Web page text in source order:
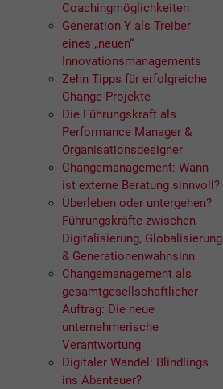
Coachingmöglichkeiten
Generation Y als Treiber
eines „neuen“
Innovationsmanagements
Zehn Tipps für erfolgreiche
Change-Projekte
Die Führungskraft als
Performance Manager &
Organisationsdesigner
Changemanagement: Wann
ist externe Beratung sinnvoll?
Überleben oder untergehen?
Führungskräfte zwischen
Digitalisierung, Globalisierung
& Generationenwahnsinn
Changemanagement als
gesamtgesellschaftlicher
Auftrag: Die neue
unternehmerische
Verantwortung
Digitaler Wandel: Blindlings
ins Abenteuer?